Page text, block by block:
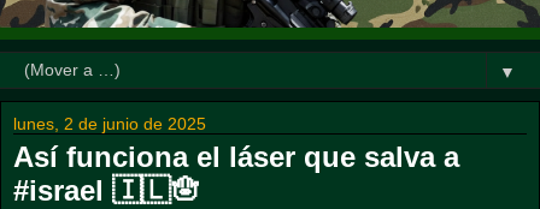
▼
lunes, 2 de junio de 2025
Así funciona el láser que salva a
#israel 🇮🇱🪬